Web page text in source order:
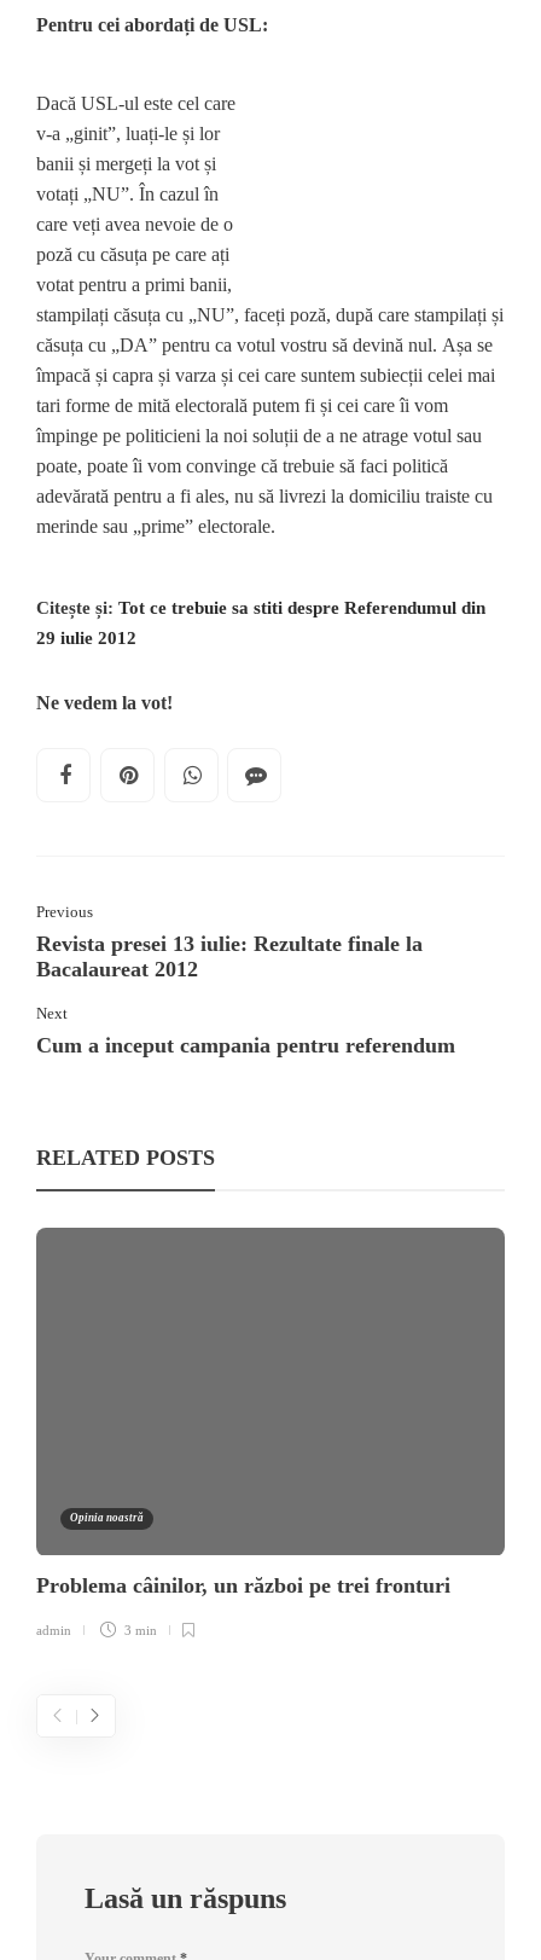
Pentru cei abordați de USL:
Dacă USL-ul este cel care
v-a „ginit”, luați-le și lor
banii și mergeți la vot și
votați „NU”. În cazul în
care veți avea nevoie de o
poză cu căsuța pe care ați
votat pentru a primi banii,
stampilați căsuța cu „NU”, faceți poză, după care stampilați și
căsuța cu „DA” pentru ca votul vostru să devină nul. Așa se
împacă și capra și varza și cei care suntem subiecții celei mai
tari forme de mită electorală putem fi și cei care îi vom
împinge pe politicieni la noi soluții de a ne atrage votul sau
poate, poate îi vom convinge că trebuie să faci politică
adevărată pentru a fi ales, nu să livrezi la domiciliu traiste cu
merinde sau „prime” electorale.
Citește și: Tot ce trebuie sa stiti despre Referendumul din
29 iulie 2012
Ne vedem la vot!
Previous
Revista presei 13 iulie: Rezultate finale la
Bacalaureat 2012
Next
Cum a inceput campania pentru referendum
RELATED POSTS
Opinia noastră
Problema câinilor, un război pe trei fronturi
admin 3 min
Lasă un răspuns